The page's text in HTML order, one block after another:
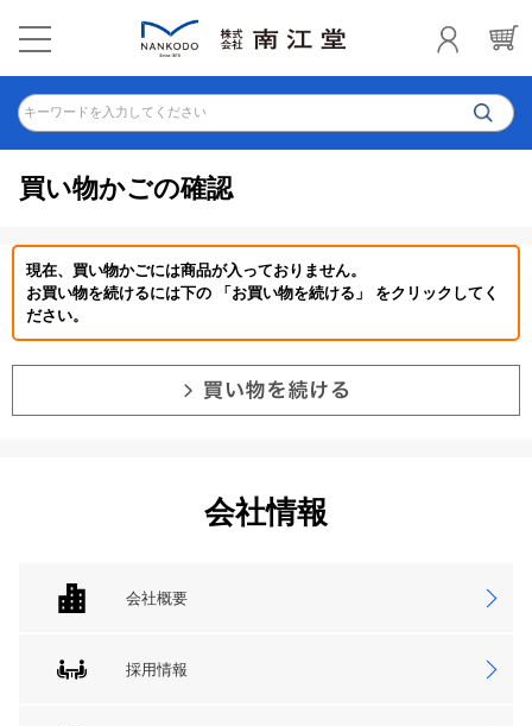
キーワードを入力してください
買い物かごの確認
現在、買い物かごには商品が入っておりません。
お買い物を続けるには下の 「お買い物を続ける」 をクリックしてく
ださい。
会社情報
会社概要
採用情報